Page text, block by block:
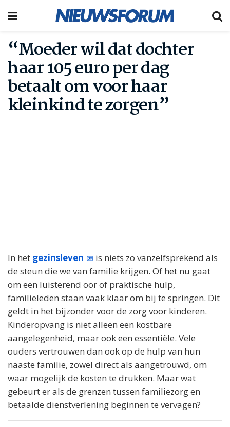
“Moeder wil dat dochter
haar 105 euro per dag
betaalt om voor haar
kleinkind te zorgen”
In het gezinsleven
is niets zo vanzelfsprekend als
de steun die we van familie krijgen. Of het nu gaat
om een luisterend oor of praktische hulp,
familieleden staan vaak klaar om bij te springen. Dit
geldt in het bijzonder voor de zorg voor kinderen.
Kinderopvang is niet alleen een kostbare
aangelegenheid, maar ook een essentiële. Vele
ouders vertrouwen dan ook op de hulp van hun
naaste familie, zowel direct als aangetrouwd, om
waar mogelijk de kosten te drukken. Maar wat
gebeurt er als de grenzen tussen familiezorg en
betaalde dienstverlening beginnen te vervagen?